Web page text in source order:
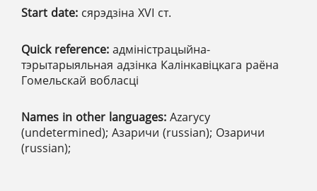
Start date: сярэдзіна XVІ ст.
Quick reference: адміністрацыйна-
тэрытарыяльная адзінка Калінкавіцкага раёна
Гомельскай вобласці
Names in other languages: Azarycy
(undetermined); Азаричи (russian); Озаричи
(russian);